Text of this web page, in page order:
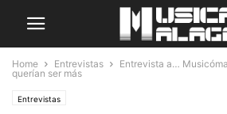
Home Entrevistas
Entrevista a…
querían ser más
Entrevistas